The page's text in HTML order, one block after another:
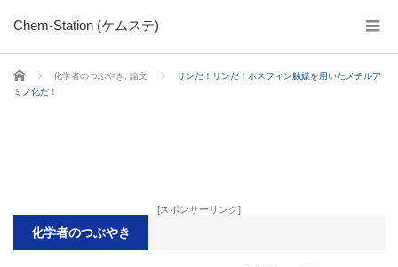
Chem-Station (ケムステ)
ホーム 化学者のつぶやき 論文
リンだ！リンだ！ホスフィン触媒を用いたメチルア
ミノ化だ！
[スポンサーリンク]
化学者のつぶやき